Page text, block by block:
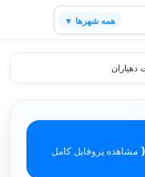
همه شهرها ▼
دهیاران
مشاهده پروفایل کامل